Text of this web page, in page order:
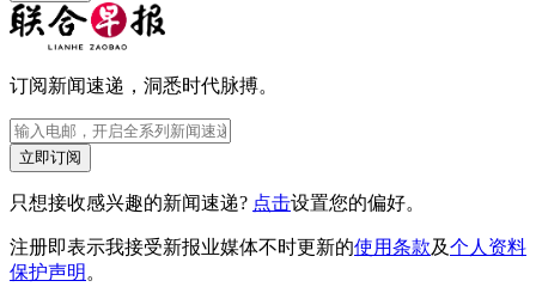
订阅新闻速递，洞悉时代脉搏。
立即订阅
只想接收感兴趣的新闻速递? 点击设置您的偏好。
注册即表示我接受新报业媒体不时更新的使用条款及个人资料
保护声明 。